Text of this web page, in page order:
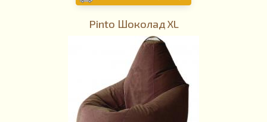
Pinto Шоколад XL